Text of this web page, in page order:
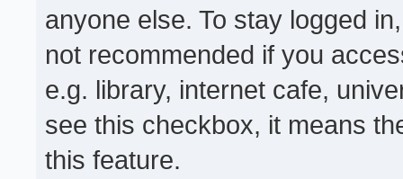
anyone else. To stay logged
not recommended if you
e.g. library, internet cafe,
see this checkbox, it means
this feature.